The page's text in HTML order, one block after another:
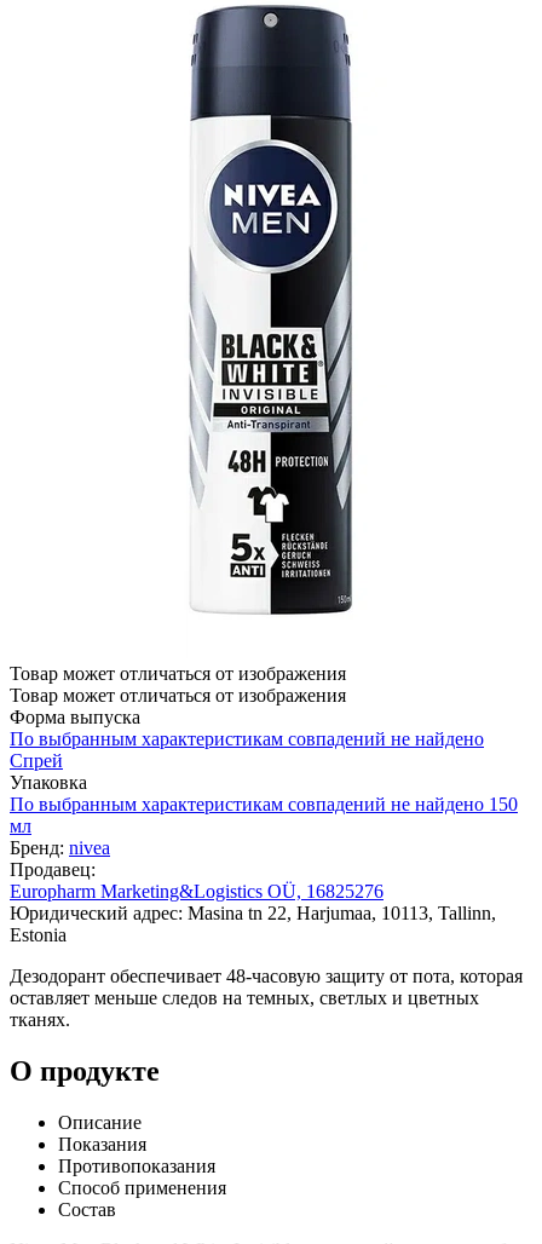
Товар может отличаться от изображения
Товар может отличаться от изображения
Форма выпуска
По выбранным характеристикам совпадений не найдено
Спрей
Упаковка
По выбранным характеристикам совпадений не найдено 150
мл
Бренд: nivea
Продавец:
Europharm Marketing&Logistics OÜ, 16825276
Юридический адрес: Masina tn 22, Harjumaa, 10113, Tallinn,
Estonia
Дезодорант обеспечивает 48-часовую защиту от пота, которая
оставляет меньше следов на темных, светлых и цветных
тканях.
О продукте
Описание
Показания
Противопоказания
Способ применения
Состав